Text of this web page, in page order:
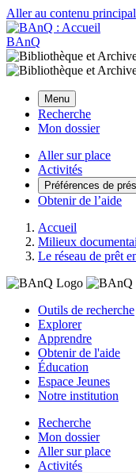
Aller au contenu principal
BAnQ
Menu
Recherche
Mon dossier
Aller sur place
Activités
Préférences de
Obtenir de l’aide
Accueil
Milieux
Le réseau de prêt
Outils de recherche
Explorer
Apprendre
Obtenir de l'aide
Éducation
Espace Jeunes
Notre institution
Recherche
Mon dossier
Aller sur place
Activités